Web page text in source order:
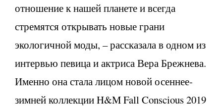
отношение к нашей планете и всегда
стремятся открывать новые грани
экологичной моды, – рассказала в одном из
интервью певица и актриса Вера Брежнева.
Именно она стала лицом новой осеннее-
зимней коллекции H&M Fall Conscious 2019